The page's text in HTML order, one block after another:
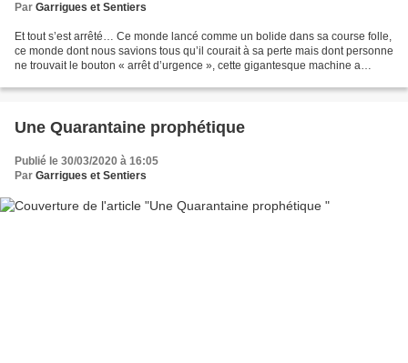
Par Garrigues et Sentiers
Et tout s’est arrêté… Ce monde lancé comme un bolide dans sa course folle,
ce monde dont nous savions tous qu’il courait à sa perte mais dont personne
ne trouvait le bouton « arrêt d’urgence », cette gigantesque machine a
Une Quarantaine prophétique
Publié le 30/03/2020 à 16:05
Par Garrigues et Sentiers